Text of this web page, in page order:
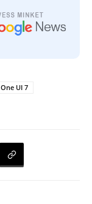
One UI 7